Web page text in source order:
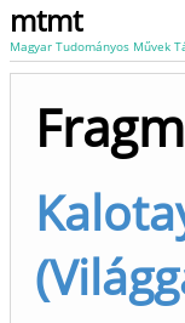
mtmt
Magyar Tudományos Művek